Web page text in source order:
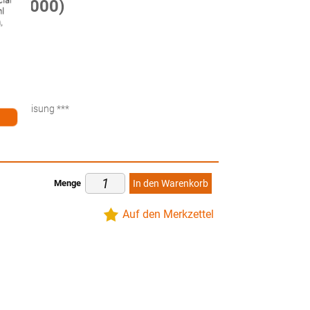
***
Menge In den Warenkorb
Auf den Merkzettel